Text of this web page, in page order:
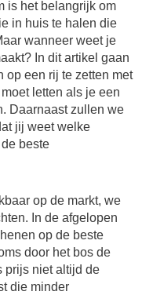
is het belangrijk om
in huis te halen die
wanneer weet je
In dit artikel gaan
op een rij te zetten met
letten als je een
Daarnaast zullen we
jij weet welke
beste
op de markt, we
In de afgelopen
op de beste
door het bos de
prijs niet altijd de
die minder